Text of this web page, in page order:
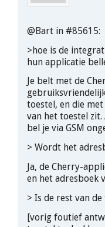
@Bart in #85615:
>hoe is de
hun applicatie
Je belt met de
toestel, en die
van het toestel
bel je via GSM
> Wordt het
Ja, de Cherry-
en het adresboek
> Is de rest van
[vorig foutief